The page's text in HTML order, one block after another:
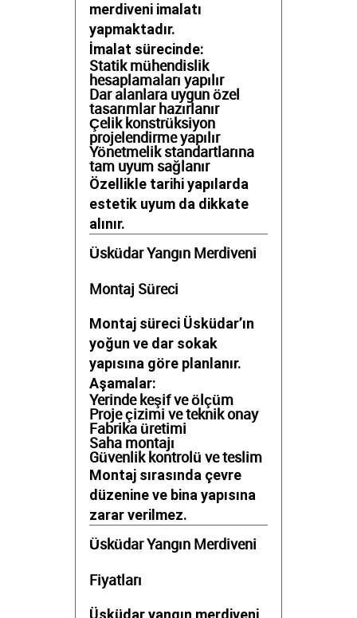
merdiveni imalatı
yapmaktadır.
İmalat sürecinde:
Statik mühendislik
hesaplamaları yapılır
Dar alanlara uygun özel
tasarımlar hazırlanır
Çelik konstrüksiyon
projelendirme yapılır
Yönetmelik standartlarına
tam uyum sağlanır
Özellikle tarihi yapılarda
estetik uyum da dikkate
alınır.
Üsküdar Yangın Merdiveni
Montaj Süreci
Montaj süreci Üsküdar’ın
yoğun ve dar sokak
yapısına göre planlanır.
Aşamalar:
Yerinde keşif ve ölçüm
Proje çizimi ve teknik onay
Fabrika üretimi
Saha montajı
Güvenlik kontrolü ve teslim
Montaj sırasında çevre
düzenine ve bina yapısına
zarar verilmez.
Üsküdar Yangın Merdiveni
Fiyatları
Üsküdar yangın merdiveni